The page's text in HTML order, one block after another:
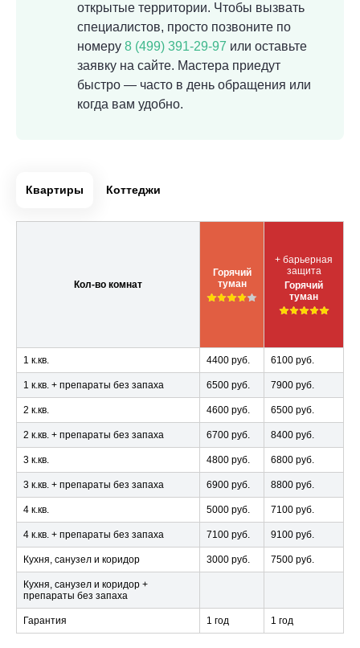
открытые территории. Чтобы вызвать
специалистов, просто позвоните по
номеру 8 (499) 391-29-97 или оставьте
заявку на сайте. Мастера приедут
быстро — часто в день обращения или
когда вам удобно.
Квартиры Коттеджи
Кол-во комнат
Горячий
туман
+ барьерная
защита
Горячий
туман
1 к.кв. 4400 руб. 6100 руб.
1 к.кв. + препараты без запаха 6500 руб. 7900 руб.
2 к.кв. 4600 руб. 6500 руб.
2 к.кв. + препараты без запаха 6700 руб. 8400 руб.
3 к.кв. 4800 руб. 6800 руб.
3 к.кв. + препараты без запаха 6900 руб. 8800 руб.
4 к.кв. 5000 руб. 7100 руб.
4 к.кв. + препараты без запаха 7100 руб. 9100 руб.
Кухня, санузел и коридор 3000 руб. 7500 руб.
Кухня, санузел и коридор +
препараты без запаха
Гарантия 1 год 1 год